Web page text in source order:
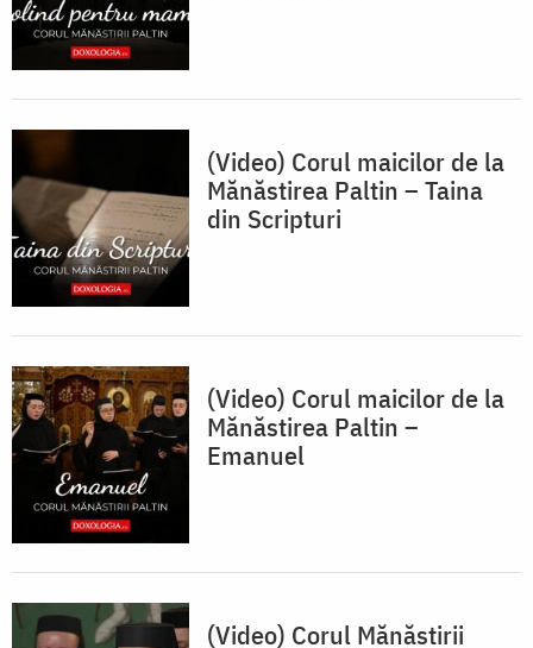
(Video) Corul maicilor de la
Mănăstirea Paltin – Taina
din Scripturi
(Video) Corul maicilor de la
Mănăstirea Paltin –
Emanuel
(Video) Corul Mănăstirii